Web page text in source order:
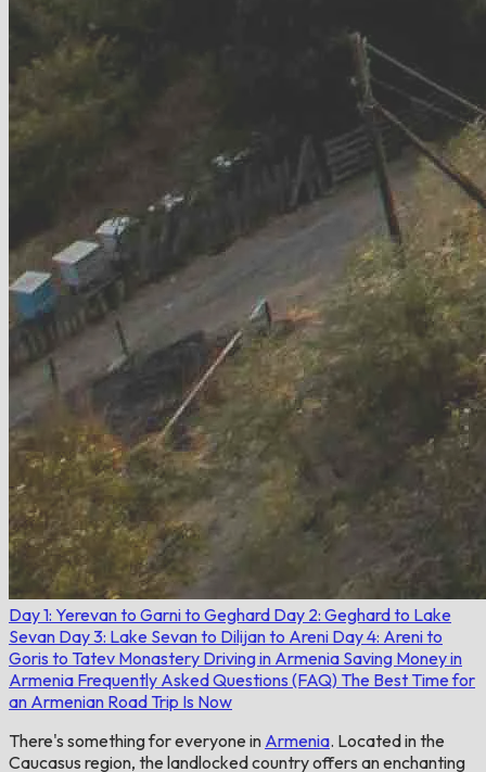
Day 1: Yerevan to Garni to Geghard Day 2: Geghard to Lake
Sevan Day 3: Lake Sevan to Dilijan to Areni Day 4: Areni to
Goris to Tatev Monastery Driving in Armenia Saving Money in
Armenia Frequently Asked Questions (FAQ) The Best Time for
an Armenian Road Trip Is Now
There's something for everyone in Armenia. Located in the
Caucasus region, the landlocked country offers an enchanting